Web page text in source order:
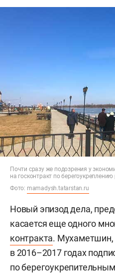
Почти сразу же подозрения у
на госконтракт по
Фото: mamadysh.tatarstan.ru
Новый эпизод дела,
касается еще одного
контракта. Мухаметшин,
в 2016–2017 годах
по